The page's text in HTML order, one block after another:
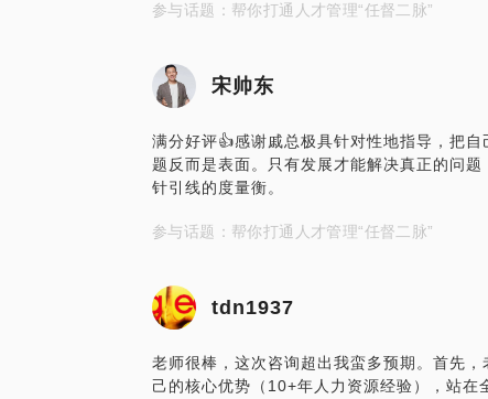
参与话题：帮你打通人才管理“任督二脉”
宋帅东
满分好评👍感谢戚总极具针对性地指导，把
题反而是表面。只有发展才能解决真正的问
针引线的度量衡。
参与话题：帮你打通人才管理“任督二脉”
tdn1937
老师很棒，这次咨询超出我蛮多预期。首先
己的核心优势（10+年人力资源经验），站